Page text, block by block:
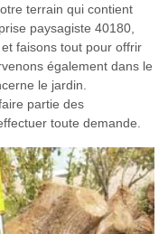
terrain qui contient
paysagiste 40180,
faisons tout pour offrir
également dans le
le jardin.
partie des
toute demande.